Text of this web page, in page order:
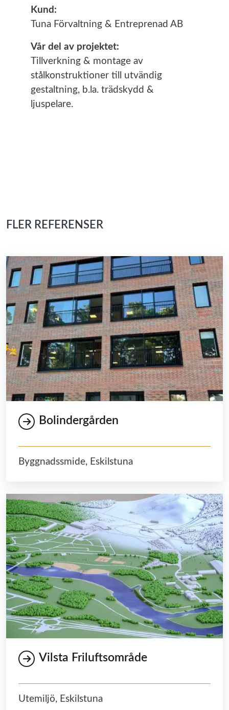
Kund:
Tuna Förvaltning & Entreprenad AB
Vår del av projektet:
Tillverkning & montage av
stålkonstruktioner till utvändig
gestaltning, b.la. trädskydd &
ljuspelare.
FLER REFERENSER
Bolindergården
Byggnadssmide, Eskilstuna
Vilsta Friluftsområde
Utemiljö, Eskilstuna